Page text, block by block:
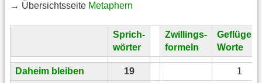
→ Übersichtsseite Metaphern
Sprich-
wörter
Zwillings-
formeln
Geflügelte
Worte
Daheim bleiben 19
1